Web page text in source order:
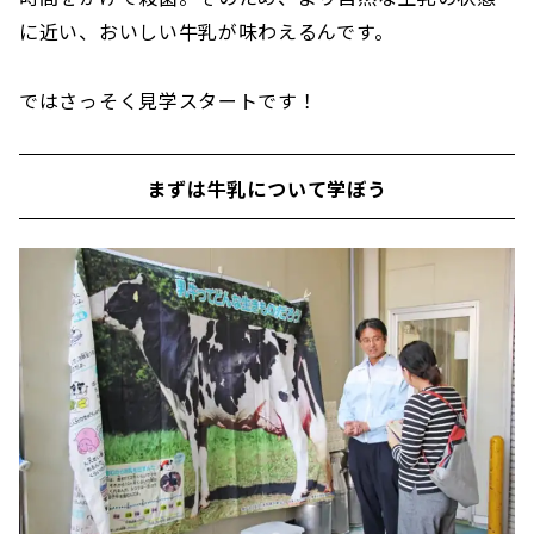
に近い、おいしい牛乳が味わえるんです。
ではさっそく見学スタートです！
まずは牛乳について学ぼう